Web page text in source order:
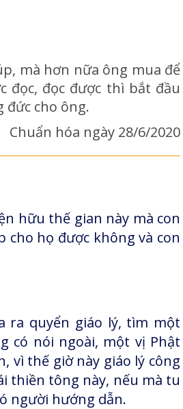
mà hơn nữa ông mua để
đọc, đọc được thì bắt đầu
cho ông.
Chuẩn hóa ngày 28/6/2020
hữu thế gian này mà con
cho họ được không và con
ra quyển giáo lý, tìm một
có nói ngoài, một vị Phật
vì thế giờ này giáo lý công
thiền tông này, nếu mà tu
người hướng dẫn.